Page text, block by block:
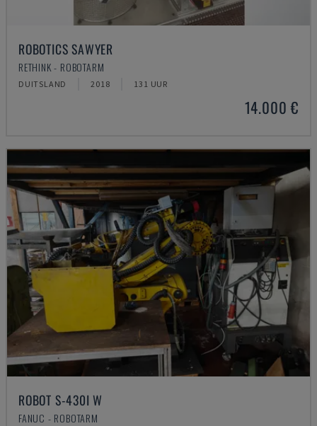
ROBOTICS SAWYER
RETHINK - ROBOTARM
DUITSLAND 2018 131 UUR
14.000 €
ROBOT S-430I W
FANUC - ROBOTARM